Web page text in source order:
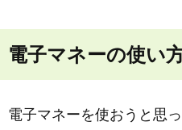
電子マネーの使い
電子マネーを使おうと思